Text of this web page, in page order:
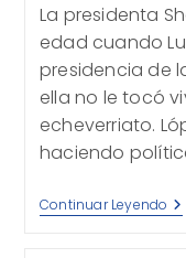
entrada:
La presidenta
edad cuando
presidencia de
ella no le tocó
echeverriato.
haciendo
Continuar Leyendo
El